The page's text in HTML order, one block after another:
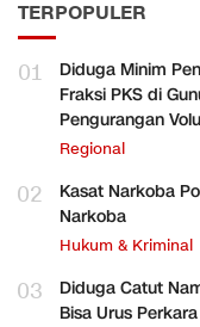
TERPOPULER
01
Diduga Minim
Fraksi PKS di
Pengurangan
Regional
02
Kasat Narkoba
Narkoba
Hukum & Kriminal
03
Diduga Catut
Bisa Urus